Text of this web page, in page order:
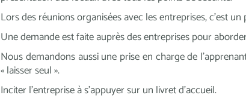
Lors des réunions organisées avec les entreprises, c’est
Une demande est faite auprès des entreprises pour
Nous demandons aussi une prise en charge de
« laisser seul ».
Inciter l’entreprise à s’appuyer sur un livret d’accueil.